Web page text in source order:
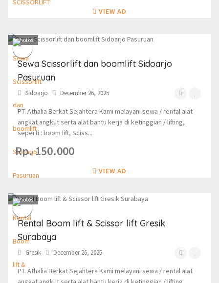
VIEW AD
3photos
Sewa Scissorlift dan boomlift Sidoarjo
Pasuruan
Sidoarjo December 26, 2025
PT. Athalia Berkat Sejahtera Kami melayani sewa / rental alat
angkat angkut serta alat bantu kerja di ketinggian / lifting,
seperti : boom lift, Sciss...
Rp. 150.000
VIEW AD
3photos
Rental Boom lift & Scissor lift Gresik
Surabaya
Gresik December 26, 2025
PT. Athalia Berkat Sejahtera Kami melayani sewa / rental alat